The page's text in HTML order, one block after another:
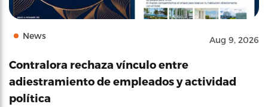
News Aug 9, 2026
Contralora rechaza vínculo entre
adiestramiento de empleados y actividad
política